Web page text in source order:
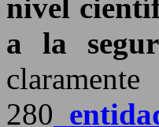
nivel
a la
280